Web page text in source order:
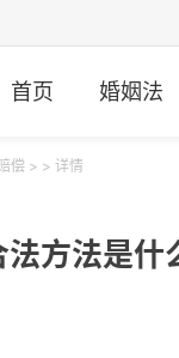
首页 婚姻法
偿 > > 详情
方法是